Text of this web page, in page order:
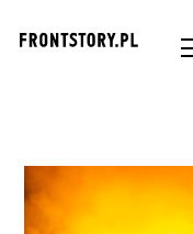
content